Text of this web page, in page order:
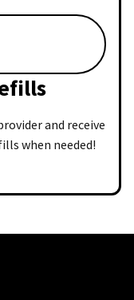
and receive
when needed!